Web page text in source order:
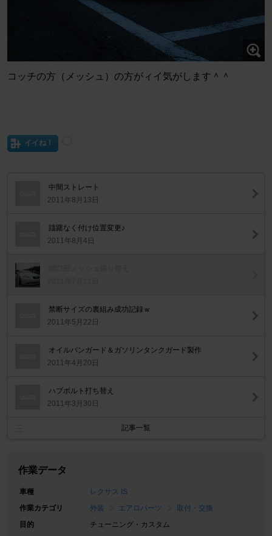
コッチの方（メッシュ）の方がィイ気がします＾＾
イイね！
中間ストレート
2011年8月13日
躊躇なく付け位置変更♪
2011年8月4日
禁断サイズの裏組み成功記録ｗ
2011年5月22日
オイルパンガード＆ガソリンタンクガード製作
2011年4月20日
ハブボルト打ち替え
2011年3月30日
記事一覧
作業データ
車種
レクサス IS
作業カテゴリ
外装 エアロパーツ
取付・交換
目的
チューニング・カスタム